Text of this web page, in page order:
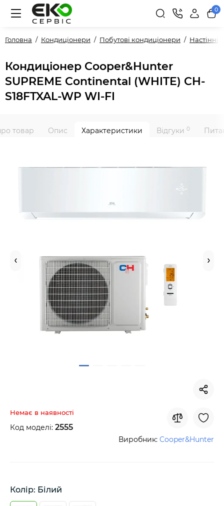
0
Головна Кондиціонери Побутові кондиціонери Настінні
Кондиціонер Cooper&Hunter
SUPREME Continental (WHITE) CH-
S18FTXAL-WP WI-FI
товар Опис Характеристики Відгуки 0
Немає в наявності
Код моделі: 2555
Виробник: Cooper&Hunter
Колір: Білий